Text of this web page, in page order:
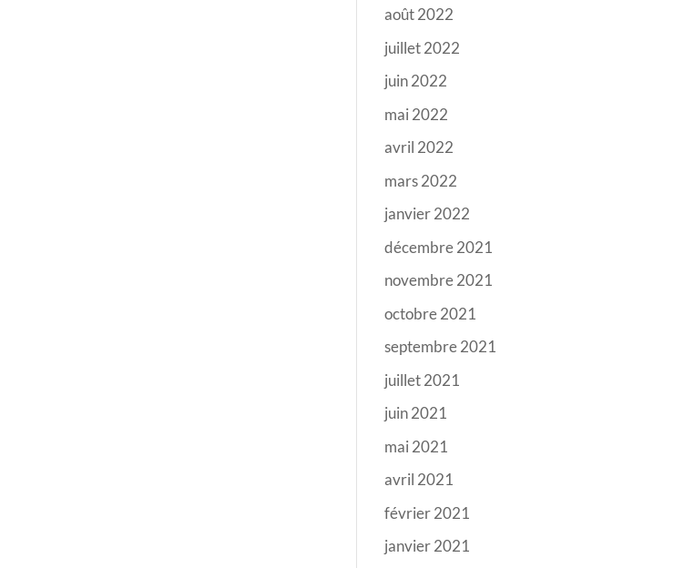
août 2022
juillet 2022
juin 2022
mai 2022
avril 2022
mars 2022
janvier 2022
décembre 2021
novembre 2021
octobre 2021
septembre 2021
juillet 2021
juin 2021
mai 2021
avril 2021
février 2021
janvier 2021